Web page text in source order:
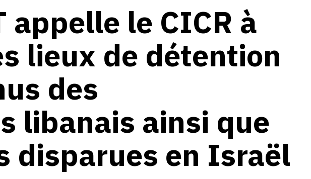
appelle le CICR à
lieux de détention
des
libanais ainsi que
disparues en Israël